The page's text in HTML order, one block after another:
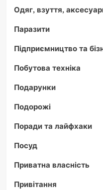
Одяг, взуття,
Паразити
Підприємництво та
Побутова техніка
Подарунки
Подорожі
Поради та лайфхаки
Посуд
Приватна власність
Привітання